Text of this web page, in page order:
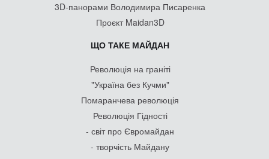
3D-панорами Володимира Писаренка
Проєкт Maidan3D
ЩО ТАКЕ МАЙДАН
Революція на граніті
"Україна без Кучми"
Помаранчева революція
Революція Гідності
- світ про Євромайдан
- творчість Майдану